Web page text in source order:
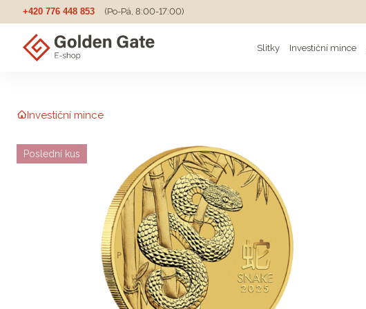
+420 776 448 853 (Po-Pá, 8:00-17:00)
Slitky Investiční mince
Investiční mince
Poslední kus